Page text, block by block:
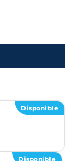
Disponible
Disponible